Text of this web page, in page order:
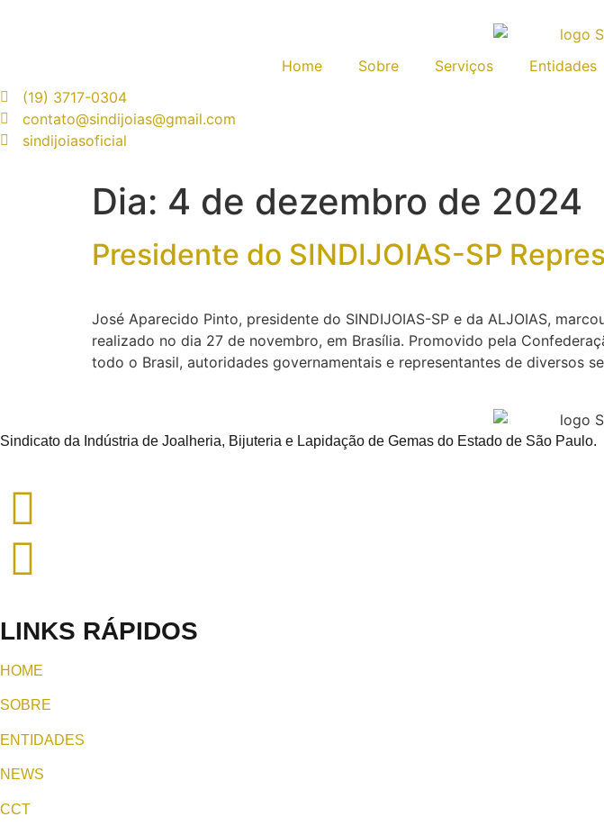
Home Sobre Serviços Entidades
(19) 3717-0304
contato@sindijoias@gmail.com
sindijoiasoficial
Dia: 4 de dezembro de 2024
Presidente do SINDIJOIAS-SP
José Aparecido Pinto, presidente do SINDIJOIAS-SP e da ALJOIAS,
realizado no dia 27 de novembro, em Brasília. Promovido pela
todo o Brasil, autoridades governamentais e representantes de diversos
Sindicato da Indústria de Joalheria, Bijuteria e Lapidação de Gemas do Estado de São Paulo.
LINKS RÁPIDOS
HOME
SOBRE
ENTIDADES
NEWS
CCT